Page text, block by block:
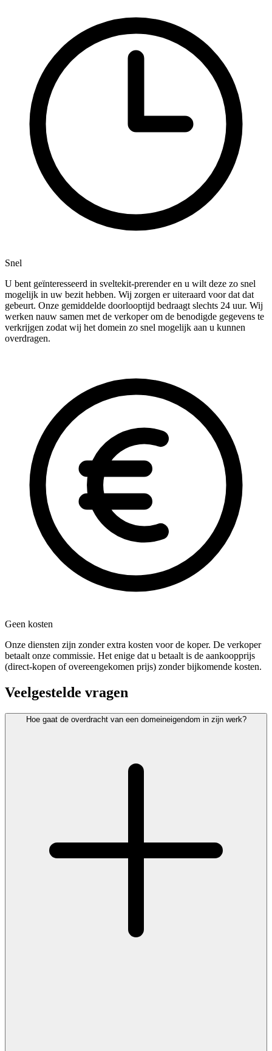
Snel
U bent geïnteresseerd in sveltekit-prerender en u wilt deze zo snel
mogelijk in uw bezit hebben. Wij zorgen er uiteraard voor dat dat
gebeurt. Onze gemiddelde doorlooptijd bedraagt slechts 24 uur. Wij
werken nauw samen met de verkoper om de benodigde gegevens te
verkrijgen zodat wij het domein zo snel mogelijk aan u kunnen
overdragen.
Geen kosten
Onze diensten zijn zonder extra kosten voor de koper. De verkoper
betaalt onze commissie. Het enige dat u betaalt is de aankoopprijs
(direct-kopen of overeengekomen prijs) zonder bijkomende kosten.
Veelgestelde vragen
Hoe gaat de overdracht van een domeineigendom in zijn werk?